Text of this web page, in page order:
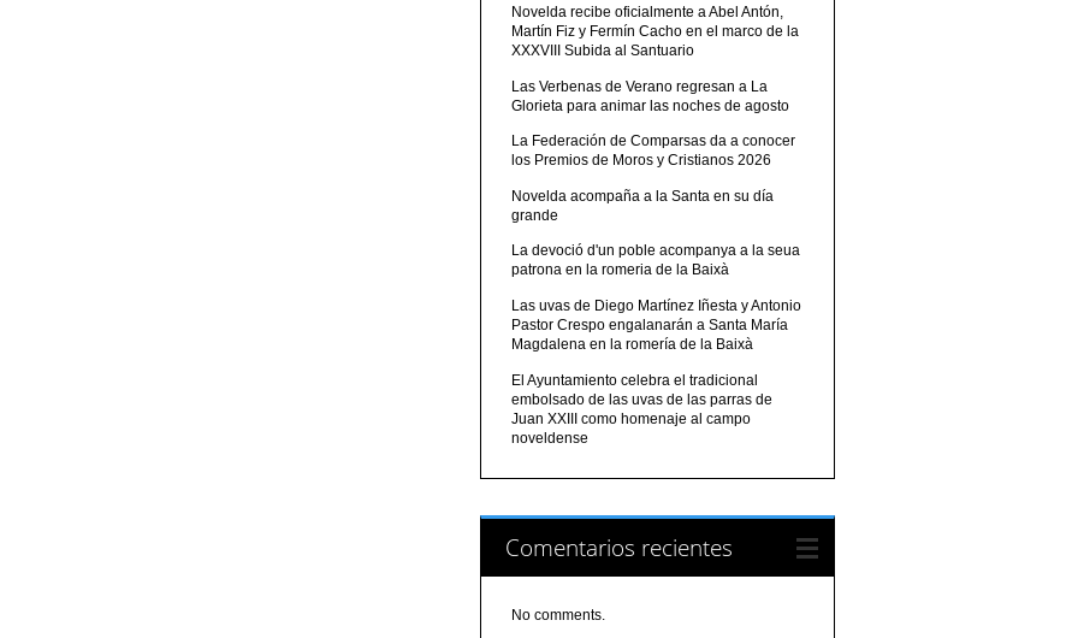
Novelda recibe oficialmente a Abel Antón,
Martín Fiz y Fermín Cacho en el marco de la
XXXVIII Subida al Santuario
Las Verbenas de Verano regresan a La
Glorieta para animar las noches de agosto
La Federación de Comparsas da a conocer
los Premios de Moros y Cristianos 2026
Novelda acompaña a la Santa en su día
grande
La devoció d'un poble acompanya a la seua
patrona en la romeria de la Baixà
Las uvas de Diego Martínez Iñesta y Antonio
Pastor Crespo engalanarán a Santa María
Magdalena en la romería de la Baixà
El Ayuntamiento celebra el tradicional
embolsado de las uvas de las parras de
Juan XXIII como homenaje al campo
noveldense
Comentarios recientes
No comments.